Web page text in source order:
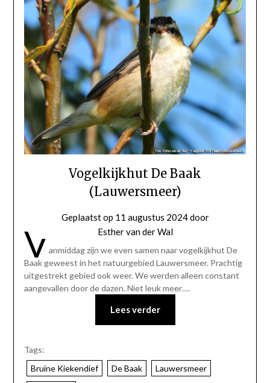
Vogelkijkhut De Baak
(Lauwersmeer)
Geplaatst op 11 augustus 2024door
Esther van der Wal
V anmiddag zijn we even samen naar vogelkijkhut De
Baak geweest in het natuurgebied Lauwersmeer. Prachtig
uitgestrekt gebied ook weer. We werden alleen constant
aangevallen door de dazen. Niet leuk meer….
Lees verder
Tags:
Bruine Kiekendief
De Baak Lauwersmeer